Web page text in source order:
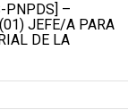
PNPDS] –
JEFE/A PARA
DE LA